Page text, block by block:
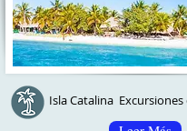
Isla Catalina Excursiones